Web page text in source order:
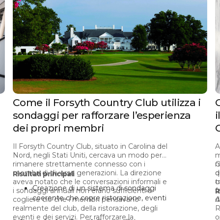
Come il Forsyth Country Club utilizza i
sondaggi per rafforzare l’esperienza
dei propri membri
Il Forsyth Country Club, situato in Carolina del
Nord, negli Stati Uniti, cercava un modo per
rimanere strettamente connesso con i
membri di diverse generazioni. La direzione
aveva notato che le conversazioni informali e
i sondaggi annuali non erano sufficienti a
cogliere ciò che i membri pensavano
realmente del club, della ristorazione, degli
eventi e dei servizi. Per rafforzare la
Risultati principali
Creazione di un sistema di sondaggi
coerente che copre ristorazione, eventi
e check-in trimestrali con i membri
695 recensioni raccolte attraverso tre